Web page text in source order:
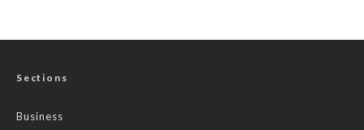
Sections
Business